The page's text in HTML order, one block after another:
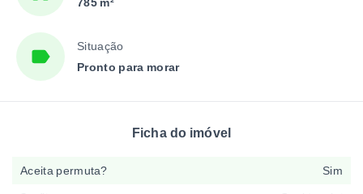
Situação
Pronto para morar
Ficha do imóvel
Aceita permuta? Sim